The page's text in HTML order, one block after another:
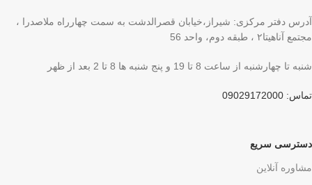
آدرس دفتر مرکزی: شیراز،خیابان قصرالدشت به سمت چهارراه ملاصدرا ،
مجتمع آناهیتا۲ ، طبقه دوم، واحد 56
شنبه تا چهارشنبه از ساعت 8 تا 19 و پنج شنبه ها 8 تا 2 بعد از ظهر
تماس: 09029172000
دسترسی سریع
مشاوره آنلاین